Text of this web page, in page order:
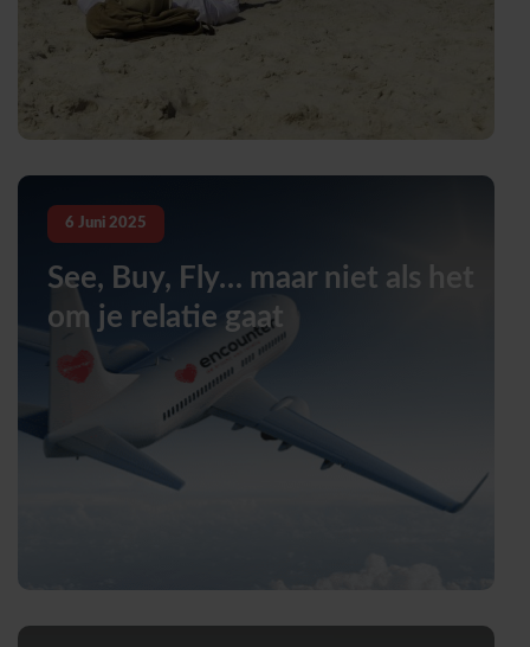
6 Juni 2025
See, Buy, Fly… maar niet als het
om je relatie gaat